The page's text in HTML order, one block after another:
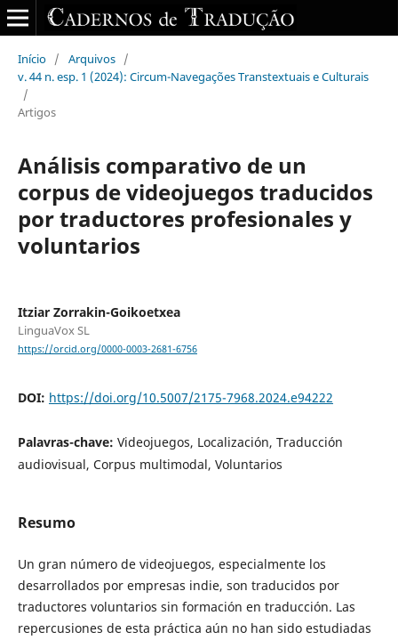
Início / Arquivos /
v. 44 n. esp. 1 (2024): Circum-Navegações Transtextuais e Culturais
/
Artigos
Análisis comparativo de un
corpus de videojuegos traducidos
por traductores profesionales y
voluntarios
Itziar Zorrakin-Goikoetxea
LinguaVox SL
https://orcid.org/0000-0003-2681-6756
DOI: https://doi.org/10.5007/2175-7968.2024.e94222
Palavras-chave: Videojuegos, Localización, Traducción
audiovisual, Corpus multimodal, Voluntarios
Resumo
Un gran número de videojuegos, especialmente los
desarrollados por empresas indie, son traducidos por
traductores voluntarios sin formación en traducción. Las
repercusiones de esta práctica aún no han sido estudiadas